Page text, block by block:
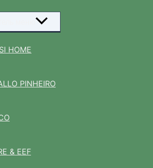
HOME
PINHEIRO
& EEF